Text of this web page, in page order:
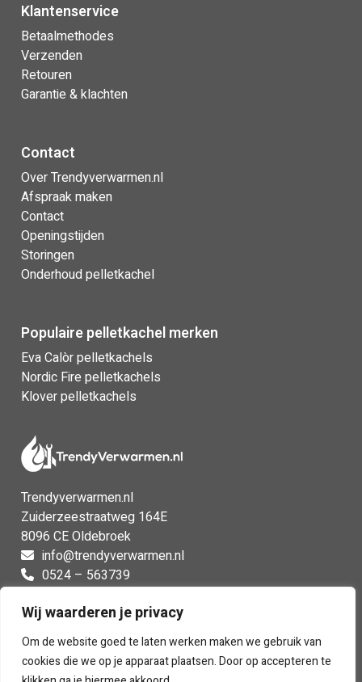
Wij waarderen je privacy
Om de website goed te laten werken maken we gebruik van
cookies die we op je apparaat plaatsen. Door op accepteren te
Klantenservice
Betaalmethodes
Verzenden
Retouren
Garantie & klachten
Contact
Over Trendyverwarmen.nl
Afspraak maken
Contact
Openingstijden
Storingen
Onderhoud pelletkachel
Populaire pelletkachel merken
Eva Calòr pelletkachels
Nordic Fire pelletkachels
Klover pelletkachels
Trendyverwarmen.nl
Zuiderzeestraatweg 164E
8096 CE Oldebroek
info@trendyverwarmen.nl
0524 – 563739
Facebook
Instagram